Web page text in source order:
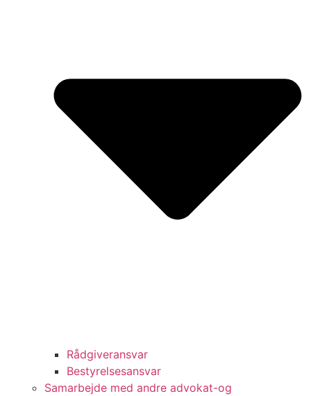
Rådgiveransvar
Bestyrelsesansvar
Samarbejde med andre advokat-og